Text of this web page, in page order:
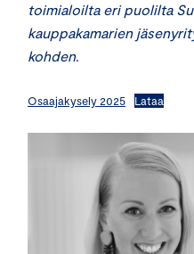
toimialoilta eri puolilta
kauppakamarien
kohden.
Osaajakysely 2025 Lataa